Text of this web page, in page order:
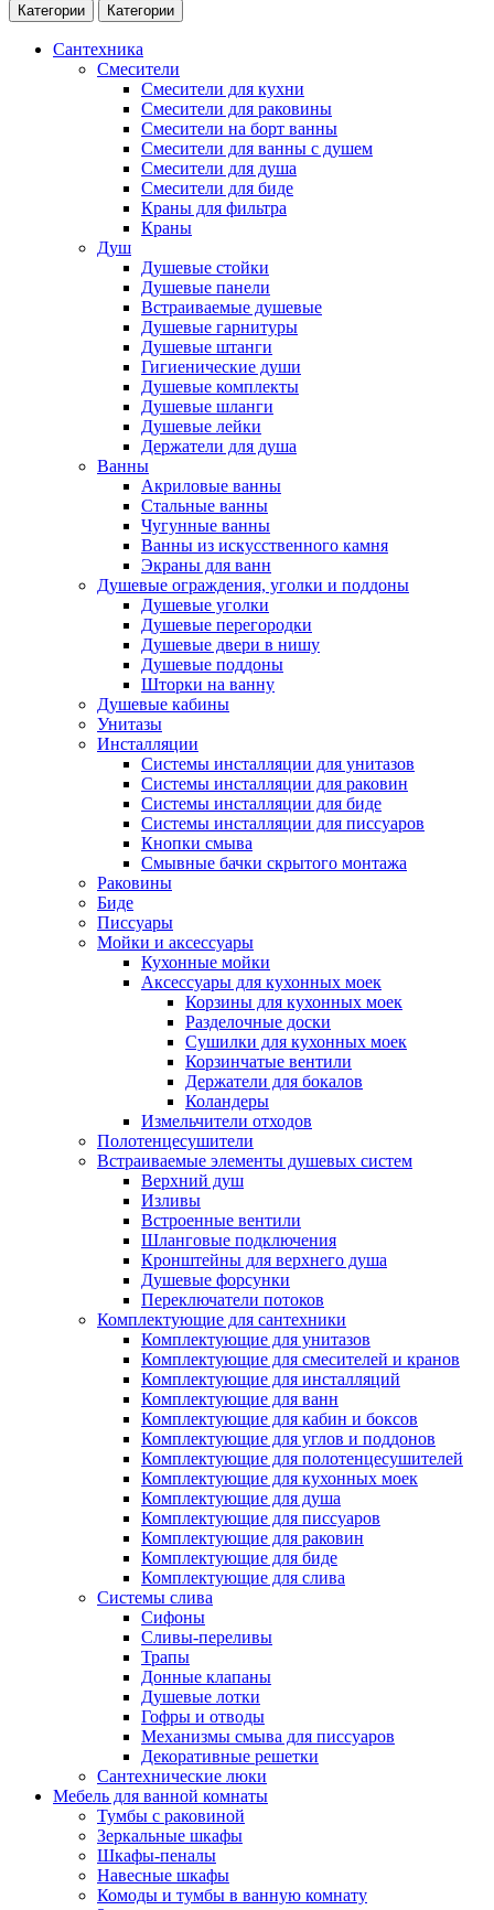
Категории Категории
Сантехника
Смесители
Смесители для кухни
Смесители для раковины
Смесители на борт ванны
Смесители для ванны с душем
Смесители для душа
Смесители для биде
Краны для фильтра
Краны
Душ
Душевые стойки
Душевые панели
Встраиваемые душевые
Душевые гарнитуры
Душевые штанги
Гигиенические души
Душевые комплекты
Душевые шланги
Душевые лейки
Держатели для душа
Ванны
Акриловые ванны
Стальные ванны
Чугунные ванны
Ванны из искусственного камня
Экраны для ванн
Душевые ограждения, уголки и поддоны
Душевые уголки
Душевые перегородки
Душевые двери в нишу
Душевые поддоны
Шторки на ванну
Душевые кабины
Унитазы
Инсталляции
Системы инсталляции для унитазов
Системы инсталляции для раковин
Системы инсталляции для биде
Системы инсталляции для писсуаров
Кнопки смыва
Смывные бачки скрытого монтажа
Раковины
Биде
Писсуары
Мойки и аксессуары
Кухонные мойки
Аксессуары для кухонных моек
Корзины для кухонных моек
Разделочные доски
Сушилки для кухонных моек
Корзинчатые вентили
Держатели для бокалов
Коландеры
Измельчители отходов
Полотенцесушители
Встраиваемые элементы душевых систем
Верхний душ
Изливы
Встроенные вентили
Шланговые подключения
Кронштейны для верхнего душа
Душевые форсунки
Переключатели потоков
Комплектующие для сантехники
Комплектующие для унитазов
Комплектующие для смесителей и кранов
Комплектующие для инсталляций
Комплектующие для ванн
Комплектующие для кабин и боксов
Комплектующие для углов и поддонов
Комплектующие для полотенцесушителей
Комплектующие для кухонных моек
Комплектующие для душа
Комплектующие для писсуаров
Комплектующие для раковин
Комплектующие для биде
Комплектующие для слива
Системы слива
Сифоны
Сливы-переливы
Трапы
Донные клапаны
Душевые лотки
Гофры и отводы
Механизмы смыва для писсуаров
Декоративные решетки
Сантехнические люки
Мебель для ванной комнаты
Тумбы с раковиной
Зеркальные шкафы
Шкафы-пеналы
Навесные шкафы
Комоды и тумбы в ванную комнату